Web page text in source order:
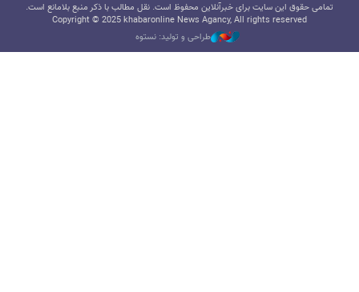
تمامی حقوق این سایت برای خبرآنلاین محفوظ است. نقل مطالب با ذکر منبع بلامانع است.
Copyright © 2025 khabaronline News Agancy, All rights reserved
طراحی و تولید: نستوه